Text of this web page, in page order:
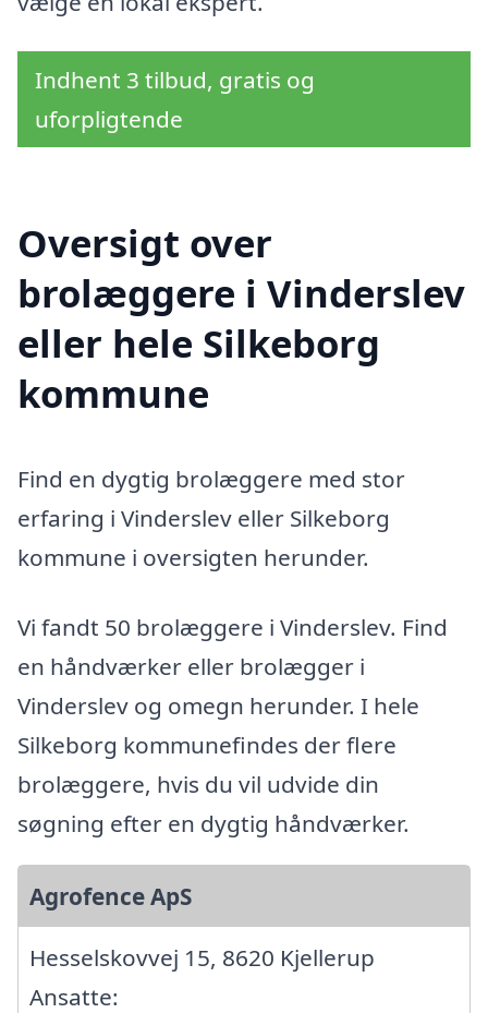
Indhent 3 tilbud, gratis og
uforpligtende
Oversigt over
brolæggere i Vinderslev
eller hele Silkeborg
kommune
Find en dygtig brolæggere med stor
erfaring i Vinderslev eller Silkeborg
kommune i oversigten herunder.
Vi fandt 50 brolæggere i Vinderslev. Find
en håndværker eller brolægger i
Vinderslev og omegn herunder. I hele
Silkeborg kommunefindes der flere
brolæggere, hvis du vil udvide din
søgning efter en dygtig håndværker.
Agrofence ApS
Hesselskovvej 15, 8620 Kjellerup
Ansatte: